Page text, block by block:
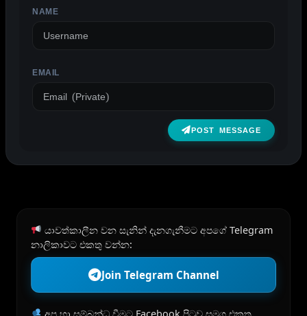
NAME
EMAIL
POST MESSAGE
යාවත්කාලීන වන සැනින් දැනගැනීමට අපගේ Telegram
නාලිකාවට එකතු වන්න:
Join Telegram Channel
අප හා සම්බන්ධ වීමට Facebook පිටුව සමග එකතු